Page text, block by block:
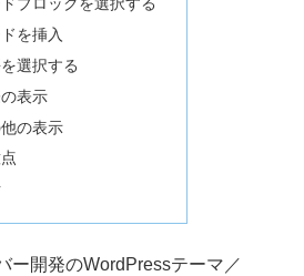
を挿入
選択する
表示
の表示
ー開発のWordPressテーマ／